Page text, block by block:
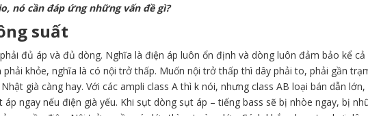
nó cần đáp ứng những vấn đề gì?
suất
đủ áp và đủ dòng. Nghĩa là điện áp luôn ổn định và dòng luôn đảm bảo kể
phải khỏe, nghĩa là có nội trở thấp. Muốn nội trở thấp thì dây phải to, phải gần
già càng hay. Với các ampli class A thì k nói, nhưng class AB loại bán dẫn
áp ngay nếu điện già yếu. Khi sụt dòng sụt áp – tiếng bass sẽ bị nhòe ngay, bị